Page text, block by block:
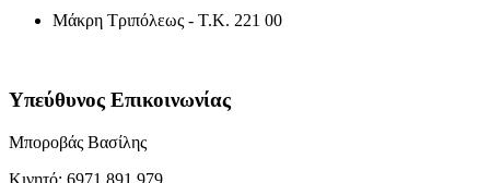
Μάκρη Τριπόλεως - Τ.Κ. 221 00
Υπεύθυνος Επικοινωνίας
Μποροβάς Βασίλης
Κινητό: 6971 891 979